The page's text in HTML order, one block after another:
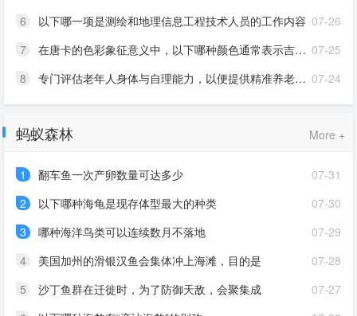
07-26
6
以下哪一项是测绘和地理信息工程技术人员的工作内容
07-25
7
在唐卡的色彩象征意义中，以下哪种颜色通常表示吉祥、纯洁
07-24
8 专门评估老年人身体与自理能力，以便提供精准养老服务的职业是
蚂蚁森林 More +
07-31
1
翻车鱼一次产卵数量可达多少
07-30
2
以下哪种海龟是现存体型最大的种类
07-29
3
哪种海洋鸟类可以连续数月不落地
07-28
4
美国加州的滑银汉鱼会集体冲上海滩，目的是
07-27
5
沙丁鱼群在迁徙时，为了防御天敌，会聚集成